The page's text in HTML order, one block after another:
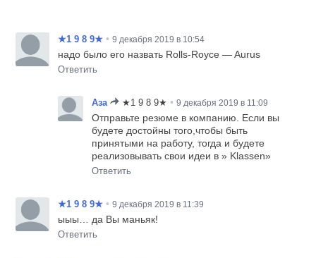
★1 9 8 9★ • 9 декабря 2019 в 10:54
надо было его назвать Rolls-Royce — Aurus
Ответить
Аза ★1 9 8 9★ • 9 декабря 2019 в 11:09
Отправьте резюме в компанию. Если вы
будете достойны того,чтобы быть
принятыми на работу, тогда и будете
реализовывать свои идеи в » Klassen»
Ответить
★1 9 8 9★ • 9 декабря 2019 в 11:39
ыыы… да Вы маньяк!
Ответить